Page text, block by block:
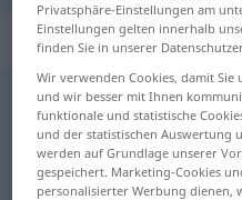
„cavyky“:
cavykym/pl UMG
Übersicht aller
(Für mehr Details die
Privatsphäre-Einstellungen am
Einstellungen gelten innerhalb
finden Sie in unserer
Wir verwenden Cookies, damit Sie
und wir besser mit Ihnen
funktionale und statistische
und der statistischen Auswertung
werden auf Grundlage unserer
gespeichert. Marketing-Cookies
personalisierter Werbung dienen,